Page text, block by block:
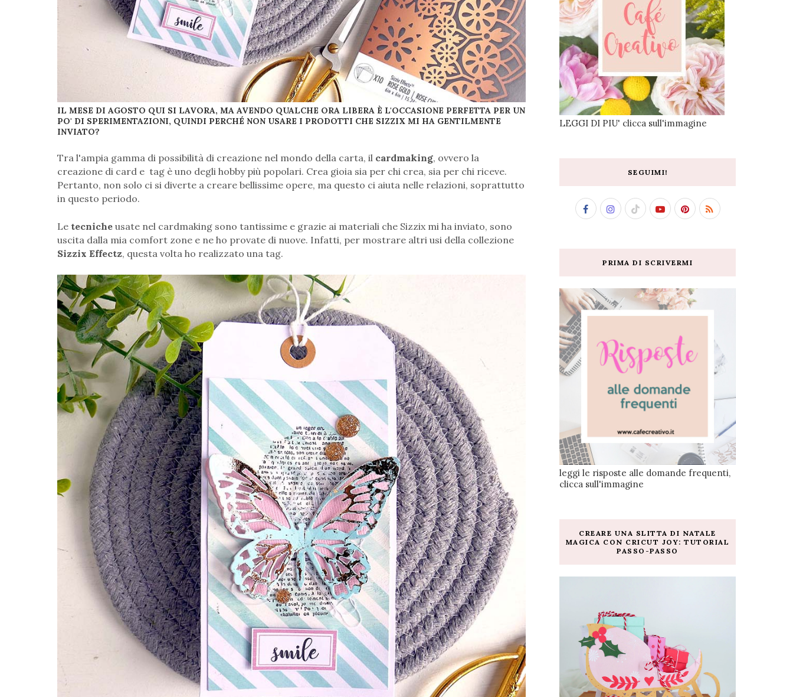
IL MESE DI AGOSTO QUI SI LAVORA, MA AVENDO QUALCHE ORA LIBERA È L'OCCASIONE PERFETTA PER UN
PO' DI SPERIMENTAZIONI, QUINDI PERCHÉ NON USARE I PRODOTTI CHE SIZZIX MI HA GENTILMENTE
INVIATO?
Tra l'ampia gamma di possibilità di creazione nel mondo della carta, il cardmaking, ovvero la
creazione di card e tag è uno degli hobby più popolari. Crea gioia sia per chi crea, sia per chi riceve.
Pertanto, non solo ci si diverte a creare bellissime opere, ma questo ci aiuta nelle relazioni, soprattutto
in questo periodo.
Le tecniche usate nel cardmaking sono tantissime e grazie ai materiali che Sizzix mi ha inviato, sono
uscita dalla mia comfort zone e ne ho provate di nuove. Infatti, per mostrare altri usi della collezione
Sizzix Effectz, questa volta ho realizzato una tag.
LEGGI DI PIU' clicca sull'immagine
SEGUIMI!
PRIMA DI SCRIVERMI
leggi le risposte alle domande frequenti,
clicca sull'immagine
CREARE UNA SLITTA DI NATALE
MAGICA CON CRICUT JOY: TUTORIAL
PASSO-PASSO